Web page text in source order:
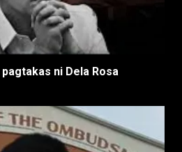
ni Dela Rosa